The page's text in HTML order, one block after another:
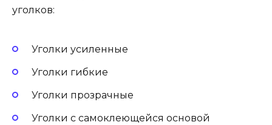
уголков:
Уголки усиленные
Уголки гибкие
Уголки прозрачные
Уголки с самоклеющейся основой